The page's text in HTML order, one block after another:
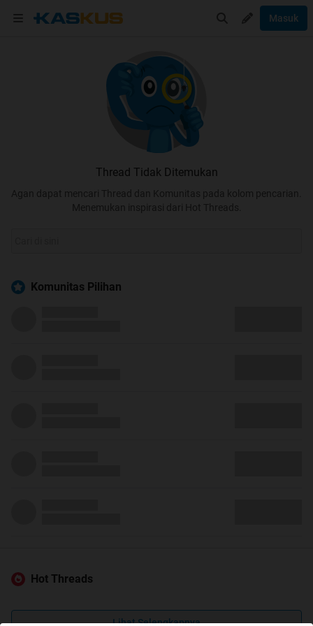
Masuk
Thread Tidak Ditemukan
Agan dapat mencari Thread dan Komunitas pada kolom pencarian.
Menemukan inspirasi dari Hot Threads.
Komunitas Pilihan
Hot Threads
Lihat Selengkapnya